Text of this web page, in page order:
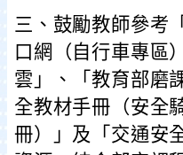
三、鼓勵教師參考
口網（自行車專區
雲」、「教育部磨
全教材手冊（安全
冊）」及「交通安